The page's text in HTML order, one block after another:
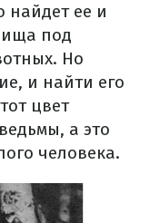
найдет ее и
под
Но
и найти его
цвет
а это
человека.